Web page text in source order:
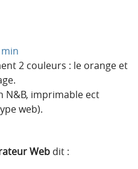
2 couleurs : le orange et
N&B, imprimable ect
web).
Web dit :